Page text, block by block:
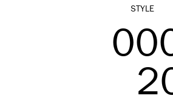
STYLE